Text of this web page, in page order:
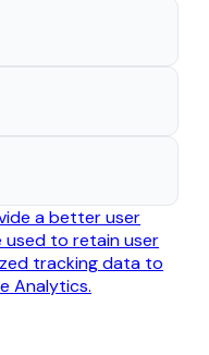
a better user
used to retain user
tracking data to
Analytics.